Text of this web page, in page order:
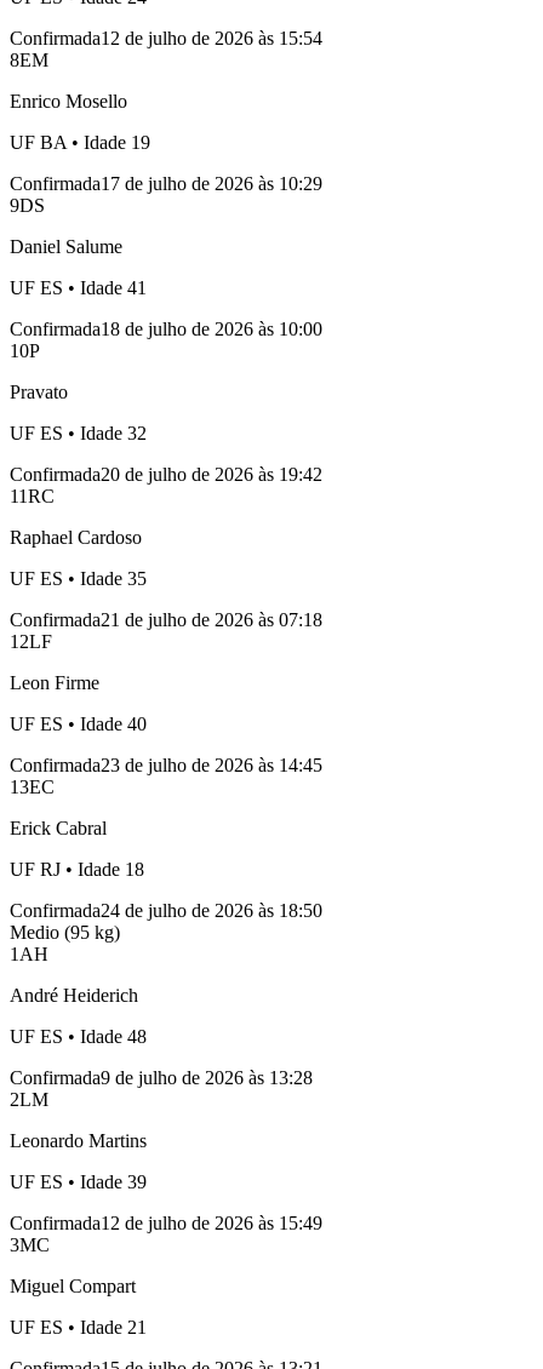
Confirmada12 de julho de 2026 às 15:54
8EM
Enrico Mosello
UF BA • Idade 19
Confirmada17 de julho de 2026 às 10:29
9DS
Daniel Salume
UF ES • Idade 41
Confirmada18 de julho de 2026 às 10:00
10P
Pravato
UF ES • Idade 32
Confirmada20 de julho de 2026 às 19:42
11RC
Raphael Cardoso
UF ES • Idade 35
Confirmada21 de julho de 2026 às 07:18
12LF
Leon Firme
UF ES • Idade 40
Confirmada23 de julho de 2026 às 14:45
13EC
Erick Cabral
UF RJ • Idade 18
Confirmada24 de julho de 2026 às 18:50
Medio (95 kg)
1 AH
André Heiderich
UF ES • Idade 48
Confirmada9 de julho de 2026 às 13:28
2LM
Leonardo Martins
UF ES • Idade 39
Confirmada12 de julho de 2026 às 15:49
3MC
Miguel Compart
UF ES • Idade 21